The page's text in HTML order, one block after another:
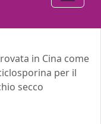
in Cina come
per il
secco